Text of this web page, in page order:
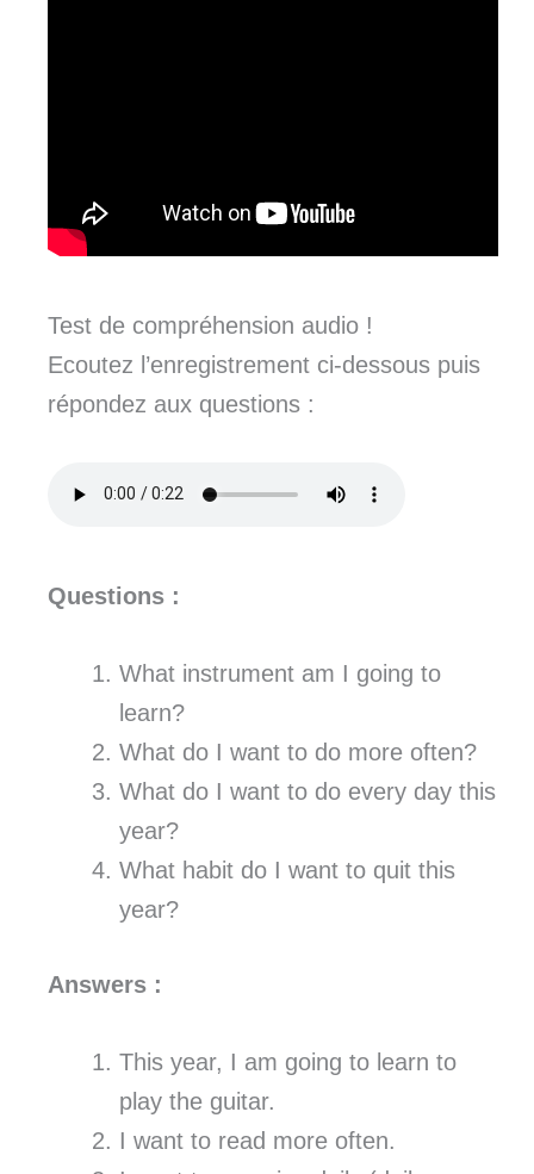
Test de compréhension audio !
Ecoutez l’enregistrement ci-dessous puis
répondez aux questions :
Questions :
What instrument am I going to
learn?
What do I want to do more often?
What do I want to do every day this
year?
What habit do I want to quit this
year?
Answers :
This year, I am going to learn to
play the guitar.
I want to read more often.